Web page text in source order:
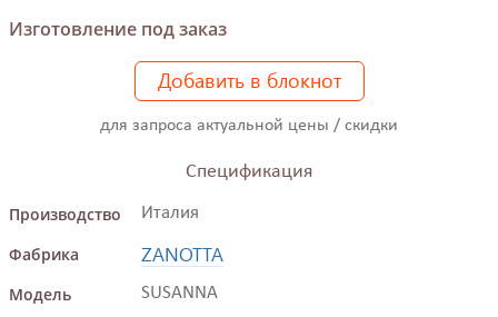
Изготовление под заказ
Добавить в блокнот
для запроса актуальной цены / скидки
Спецификация
Производство
Италия
Фабрика ZANOTTA
Модель SUSANNA